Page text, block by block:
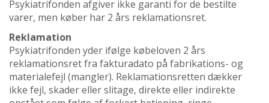
Psykiatrifonden afgiver ikke garanti for de bestilte
varer, men køber har 2 års reklamationsret.
Reklamation
Psykiatrifonden yder ifølge købeloven 2 års
reklamationsret fra fakturadato på fabrikations- og
materialefejl (mangler). Reklamationsretten dækker
ikke fejl, skader eller slitage, direkte eller indirekte